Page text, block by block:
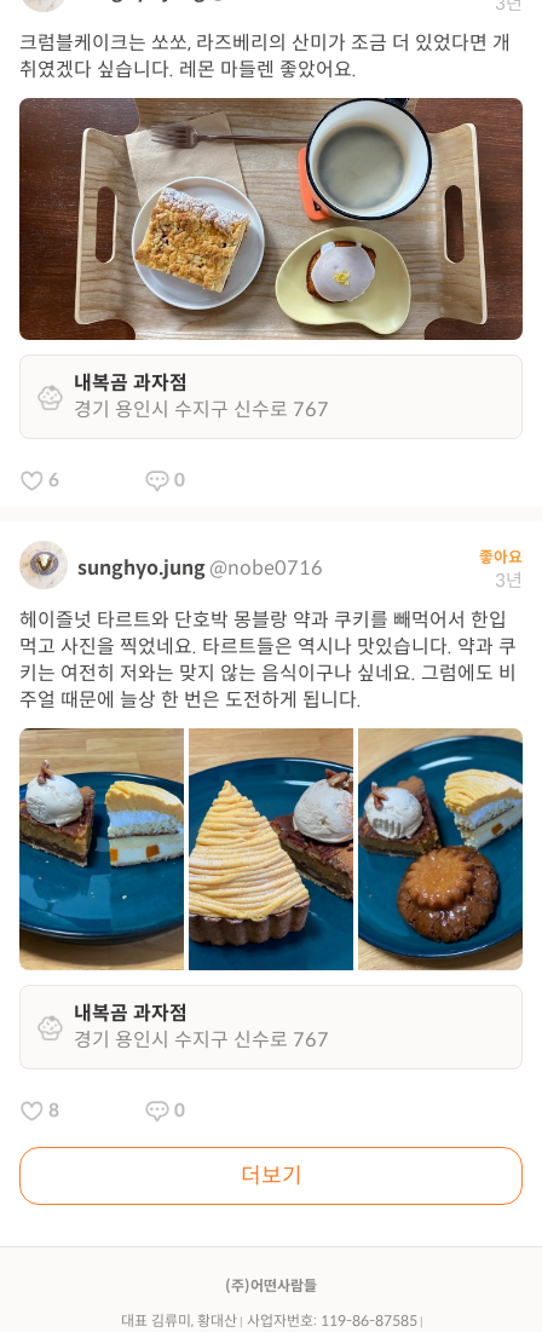
크럼블케이크는 쏘쏘, 라즈베리의 산미가 조금 더 있었다면 개
취였겠다 싶습니다. 레몬 마들렌 좋았어요.
내복곰 과자점
경기 용인시 수지구 신수로 767
6 0
sunghyo.jung @nobe0716 좋아요
3년
헤이즐넛 타르트와 단호박 몽블랑 약과 쿠키를 빼먹어서 한입
먹고 사진을 찍었네요. 타르트들은 역시나 맛있습니다. 약과 쿠
키는 여전히 저와는 맞지 않는 음식이구나 싶네요. 그럼에도 비
주얼 때문에 늘상 한 번은 도전하게 됩니다.
내복곰 과자점
경기 용인시 수지구 신수로 767
8 0
더보기
(주)어떤사람들
대표 김류미, 황대산
사업자번호: 119-86-87585